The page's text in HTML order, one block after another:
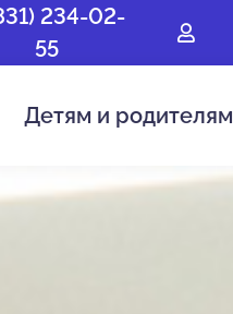
234-02-
55
Детям и родителям